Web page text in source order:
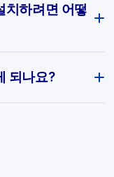
하려면 어떻
되나요?